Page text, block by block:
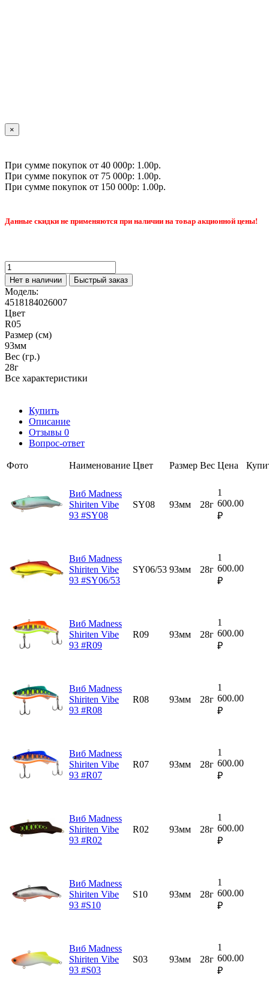
×
При сумме покупок от 40 000р: 1.00р.
При сумме покупок от 75 000р: 1.00р.
При сумме покупок от 150 000р: 1.00р.
Данные скидки не применяются при наличии на товар акционной цены!
Нет в наличии Быстрый заказ
Модель:
4518184026007
Цвет
R05
Размер (см)
93мм
Вес (гр.)
28г
Все характеристики
Купить
Описание
Отзывы 0
Вопрос-ответ
Фото Наименование Цвет Размер Вес Цена
Виб Madness
Shiriten Vibe
93 #SY08
SY08 93мм 28г
1
600.00
₽
Виб Madness
Shiriten Vibe
93 #SY06/53
SY06/53 93мм 28г
1
600.00
₽
Виб Madness
Shiriten Vibe
93 #R09
R09 93мм 28г
1
600.00
₽
Виб Madness
Shiriten Vibe
93 #R08
R08 93мм 28г
1
600.00
₽
Виб Madness
Shiriten Vibe
93 #R07
R07 93мм 28г
1
600.00
₽
Виб Madness
Shiriten Vibe
93 #R02
R02 93мм 28г
1
600.00
₽
Виб Madness
Shiriten Vibe
93 #S10
S10 93мм 28г
1
600.00
₽
Виб Madness
Shiriten Vibe
93 #S03
S03 93мм 28г
1
600.00
₽